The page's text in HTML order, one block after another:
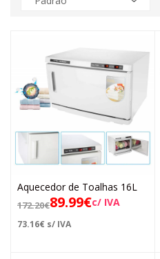
Aquecedor de Toalhas 16L
172.20€89.99€c/ IVA
73.16€ s/ IVA